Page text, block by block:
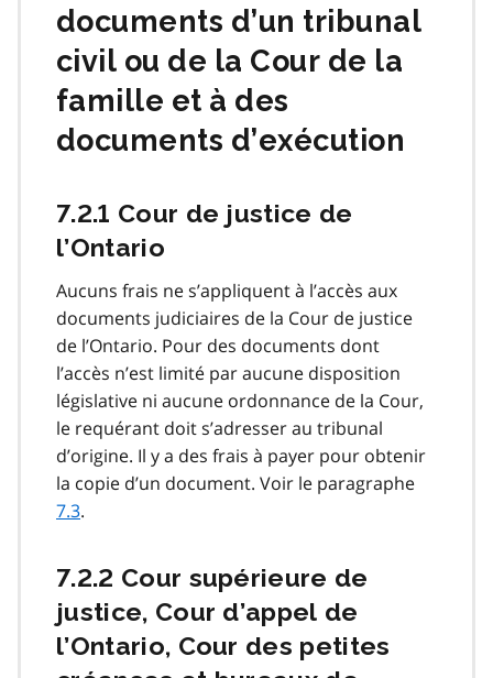
documents d’un tribunal
civil ou de la Cour de la
famille et à des
documents d’exécution
7.2.1 Cour de justice de
l’Ontario
Aucuns frais ne s’appliquent à l’accès aux
documents judiciaires de la Cour de justice
de l’Ontario. Pour des documents dont
l’accès n’est limité par aucune disposition
législative ni aucune ordonnance de la Cour,
le requérant doit s’adresser au tribunal
d’origine. Il y a des frais à payer pour obtenir
la copie d’un document. Voir le paragraphe
7.3.
7.2.2 Cour supérieure de
justice, Cour d’appel de
l’Ontario, Cour des petites